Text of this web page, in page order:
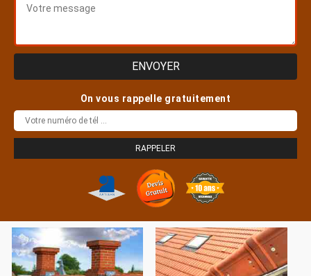
On vous rappelle gratuitement